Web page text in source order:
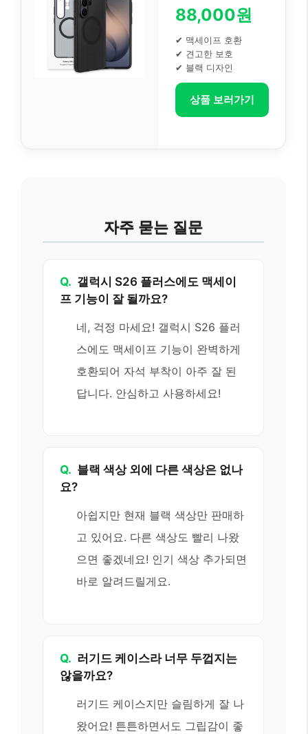
88,000원
✔ 맥세이프 호환
✔ 견고한 보호
✔ 블랙 디자인
상품 보러가기
자주 묻는 질문
Q. 갤럭시 S26 플러스에도 맥세이
프 기능이 잘 될까요?
네, 걱정 마세요! 갤럭시 S26 플러
스에도 맥세이프 기능이 완벽하게
호환되어 자석 부착이 아주 잘 된
답니다. 안심하고 사용하세요!
Q. 블랙 색상 외에 다른 색상은 없나
요?
아쉽지만 현재 블랙 색상만 판매하
고 있어요. 다른 색상도 빨리 나왔
으면 좋겠네요! 인기 색상 추가되면
바로 알려드릴게요.
Q. 러기드 케이스라 너무 두껍지는
않을까요?
러기드 케이스지만 슬림하게 잘 나
왔어요! 튼튼하면서도 그립감이 좋